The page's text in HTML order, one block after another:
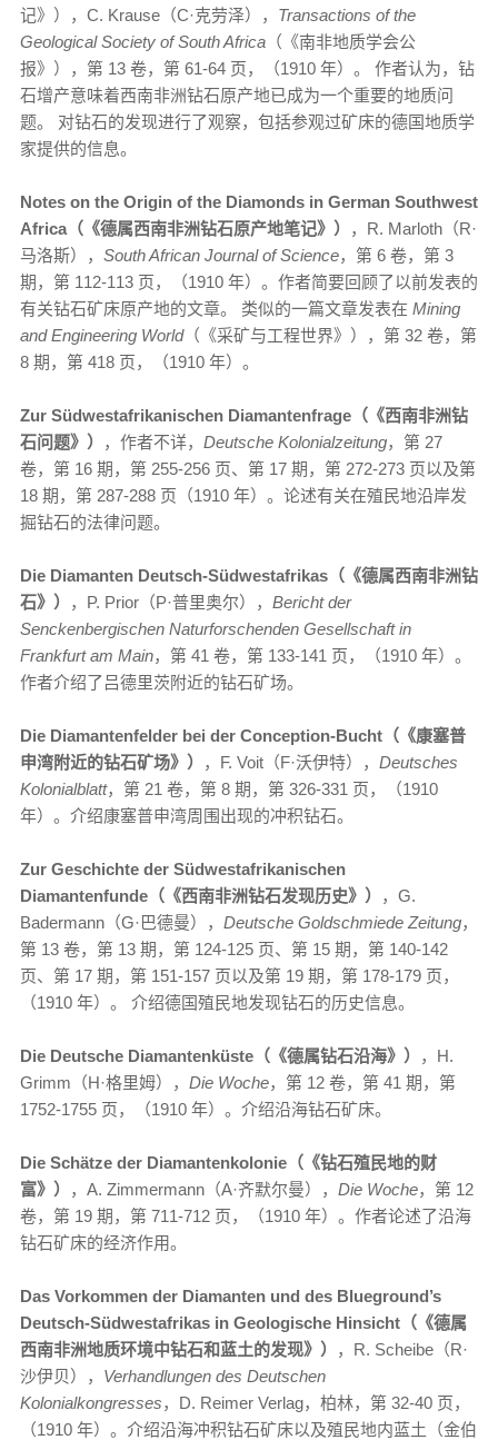
记》），C. Krause（C·克劳泽）， Transactions of the
Geological Society of South Africa （《南非地质学会公
报》），第 13 卷，第 61-64 页，（1910 年）。 作者认为，钻
石增产意味着西南非洲钻石原产地已成为一个重要的地质问
题。 对钻石的发现进行了观察，包括参观过矿床的德国地质学
家提供的信息。
Notes on the Origin of the Diamonds in German Southwest
Africa（《德属西南非洲钻石原产地笔记》）
，R. Marloth（R·
马洛斯）， South African Journal of Science，第 6 卷，第 3
期，第 112-113 页，（1910 年）。作者简要回顾了以前发表的
有关钻石矿床原产地的文章。 类似的一篇文章发表在 Mining
and Engineering World（《采矿与工程世界》），第 32 卷，第
8 期，第 418 页，（1910 年）。
Zur Südwestafrikanischen Diamantenfrage（《西南非洲钻
石问题》）
，作者不详， Deutsche Kolonialzeitung，第 27
卷，第 16 期，第 255-256 页、第 17 期，第 272-273 页以及第
18 期，第 287-288 页（1910 年）。论述有关在殖民地沿岸发
掘钻石的法律问题。
Die Diamanten Deutsch-Südwestafrikas（《德属西南非洲钻
石》）
，P. Prior（P·普里奥尔）， Bericht der
Senckenbergischen Naturforschenden Gesellschaft in
Frankfurt am Main，第 41 卷，第 133-141 页，（1910 年）。
作者介绍了吕德里茨附近的钻石矿场。
Die Diamantenfelder bei der Conception-Bucht（《康塞普
申湾附近的钻石矿场》）
，F. Voit（F·沃伊特）， Deutsches
Kolonialblatt，第 21 卷，第 8 期，第 326-331 页，（1910
年）。介绍康塞普申湾周围出现的冲积钻石。
Zur Geschichte der Südwestafrikanischen
Diamantenfunde（《西南非洲钻石发现历史》）
，G.
Badermann（G·巴德曼）， Deutsche Goldschmiede Zeitung，
第 13 卷，第 13 期，第 124-125 页、第 15 期，第 140-142
页、第 17 期，第 151-157 页以及第 19 期，第 178-179 页，
（1910 年）。 介绍德国殖民地发现钻石的历史信息。
Die Deutsche Diamantenküste（《德属钻石沿海》）
，H.
Grimm（H·格里姆）， Die Woche，第 12 卷，第 41 期，第
1752-1755 页，（1910 年）。介绍沿海钻石矿床。
Die Schätze der Diamantenkolonie（《钻石殖民地的财
富》）
，A. Zimmermann（A·齐默尔曼）， Die Woche，第 12
卷，第 19 期，第 711-712 页，（1910 年）。作者论述了沿海
钻石矿床的经济作用。
Das Vorkommen der Diamanten und des Blueground’s
Deutsch-Südwestafrikas in Geologische Hinsicht（《德属
西南非洲地质环境中钻石和蓝土的发现》）
，R. Scheibe（R·
沙伊贝）， Verhandlungen des Deutschen
Kolonialkongresses，D. Reimer Verlag，柏林，第 32-40 页，
（1910 年）。介绍沿海冲积钻石矿床以及殖民地内蓝土（金伯